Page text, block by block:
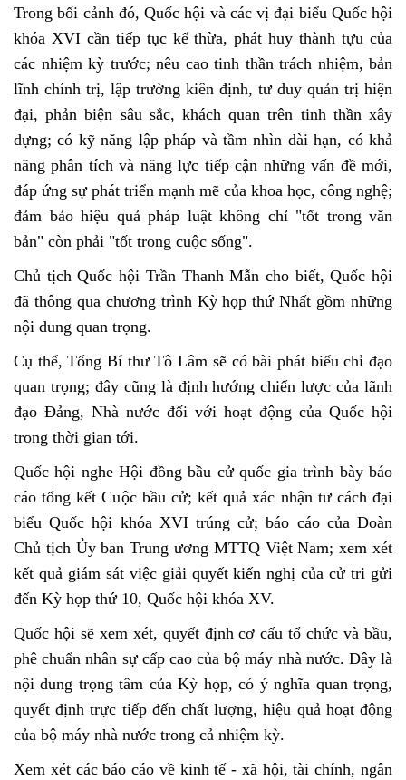
Trong bối cảnh đó, Quốc hội và các vị đại biểu Quốc hội
khóa XVI cần tiếp tục kế thừa, phát huy thành tựu của
các nhiệm kỳ trước; nêu cao tinh thần trách nhiệm, bản
lĩnh chính trị, lập trường kiên định, tư duy quản trị hiện
đại, phản biện sâu sắc, khách quan trên tinh thần xây
dựng; có kỹ năng lập pháp và tầm nhìn dài hạn, có khả
năng phân tích và năng lực tiếp cận những vấn đề mới,
đáp ứng sự phát triển mạnh mẽ của khoa học, công nghệ;
đảm bảo hiệu quả pháp luật không chỉ "tốt trong văn
bản" còn phải "tốt trong cuộc sống".
Chủ tịch Quốc hội Trần Thanh Mẫn cho biết, Quốc hội
đã thông qua chương trình Kỳ họp thứ Nhất gồm những
nội dung quan trọng.
Cụ thể, Tổng Bí thư Tô Lâm sẽ có bài phát biểu chỉ đạo
quan trọng; đây cũng là định hướng chiến lược của lãnh
đạo Đảng, Nhà nước đối với hoạt động của Quốc hội
trong thời gian tới.
Quốc hội nghe Hội đồng bầu cử quốc gia trình bày báo
cáo tổng kết Cuộc bầu cử; kết quả xác nhận tư cách đại
biểu Quốc hội khóa XVI trúng cử; báo cáo của Đoàn
Chủ tịch Ủy ban Trung ương MTTQ Việt Nam; xem xét
kết quả giám sát việc giải quyết kiến nghị của cử tri gửi
đến Kỳ họp thứ 10, Quốc hội khóa XV.
Quốc hội sẽ xem xét, quyết định cơ cấu tổ chức và bầu,
phê chuẩn nhân sự cấp cao của bộ máy nhà nước. Đây là
nội dung trọng tâm của Kỳ họp, có ý nghĩa quan trọng,
quyết định trực tiếp đến chất lượng, hiệu quả hoạt động
của bộ máy nhà nước trong cả nhiệm kỳ.
Xem xét các báo cáo về kinh tế - xã hội, tài chính, ngân